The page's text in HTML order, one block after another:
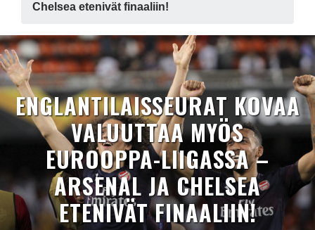
Chelsea etenivät finaaliin!
ENGLANTILAISSEURAT KOVAA
VALUUTTAA MYÖS
EUROOPPA-LIIGASSA –
ARSENAL JA CHELSEA
ETENIVÄT FINAALIIN!